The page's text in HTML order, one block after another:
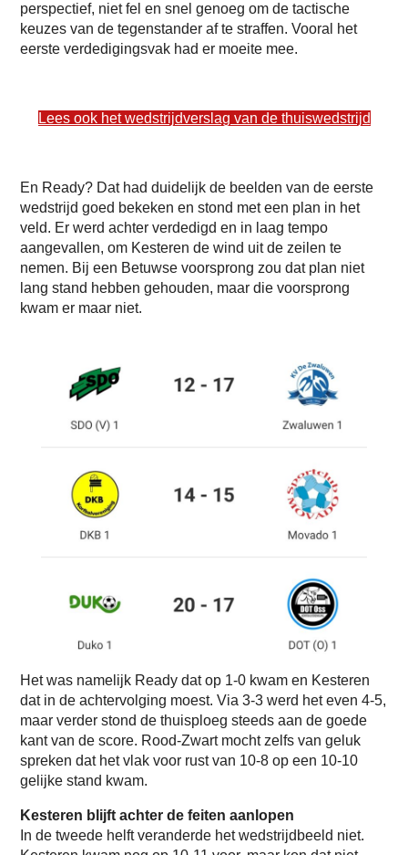
perspectief, niet fel en snel genoeg om de tactische
keuzes van de tegenstander af te straffen. Vooral het
eerste verdedigingsvak had er moeite mee.
Lees ook het wedstrijdverslag van de thuiswedstrijd
En Ready? Dat had duidelijk de beelden van de eerste
wedstrijd goed bekeken en stond met een plan in het
veld. Er werd achter verdedigd en in laag tempo
aangevallen, om Kesteren de wind uit de zeilen te
nemen. Bij een Betuwse voorsprong zou dat plan niet
lang stand hebben gehouden, maar die voorsprong
kwam er maar niet.
Het was namelijk Ready dat op 1-0 kwam en Kesteren
dat in de achtervolging moest. Via 3-3 werd het even 4-5,
maar verder stond de thuisploeg steeds aan de goede
kant van de score. Rood-Zwart mocht zelfs van geluk
spreken dat het vlak voor rust van 10-8 op een 10-10
gelijke stand kwam.
Kesteren blijft achter de feiten aanlopen
In de tweede helft veranderde het wedstrijdbeeld niet.